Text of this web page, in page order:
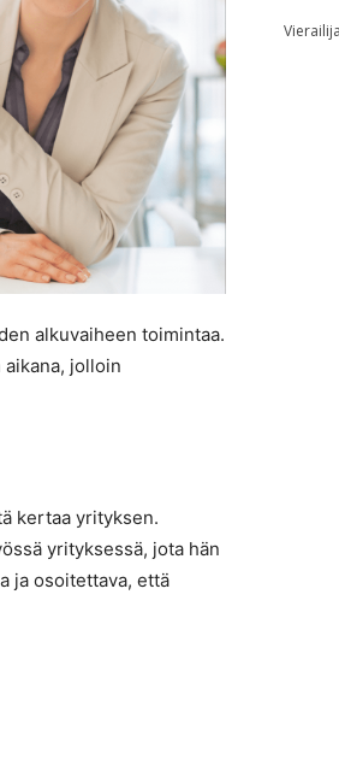
alkuvaiheen toimintaa.
jolloin
kertaa yrityksen.
yrityksessä, jota hän
ja osoitettava, että
Vierailija